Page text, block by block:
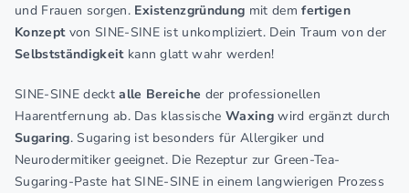
und Frauen sorgen. Existenzgründung mit demfertigen
Konzeptvon SINE-SINE ist unkompliziert. Dein Traum von der
Selbstständigkeitkann glatt wahr werden!
SINE-SINE decktalle Bereiche der professionellen
Haarentfernung ab. Das klassischeWaxing wird ergänzt durch
Sugaring. Sugaring ist besonders für Allergiker und
Neurodermitiker geeignet. Die Rezeptur zur Green-Tea-
Sugaring-Paste hat SINE-SINE in einem langwierigen Prozess